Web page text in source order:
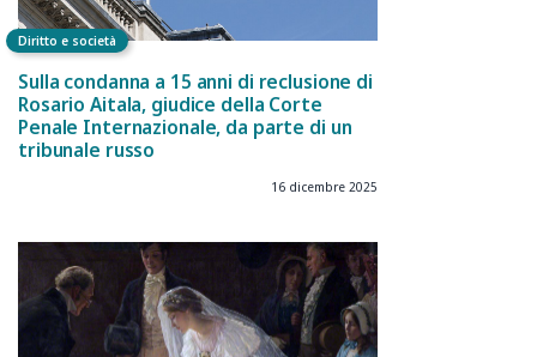
Diritto e società
Sulla condanna a 15 anni di reclusione di
Rosario Aitala, giudice della Corte
Penale Internazionale, da parte di un
tribunale russo
16 dicembre 2025